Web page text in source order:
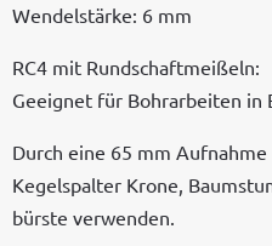
Wen­del­stärke: 6 mm
RC4 mit Rund­schaft­meißeln:
Geeignet für Bohrar­beit­en in
Durch eine 65 mm
Kegelspal­ter Kro­ne,
bürste verwenden.